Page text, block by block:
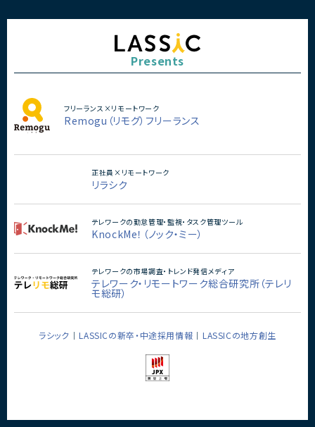
Presents
フリーランス×リモートワーク
Remogu（リモグ）フリーランス
正社員×リモートワーク
リラシク
テレワークの勤怠管理・監視・タスク管理ツール
KnockMe！（ノック・ミー）
テレワークの市場調査・トレンド発信メディア
テレワーク・リモートワーク総合研究所（テレリ
モ総研）
ラシック LASSICの新卒・中途採用情報 LASSICの地方創生